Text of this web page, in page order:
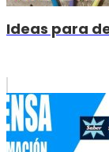
Ideas para